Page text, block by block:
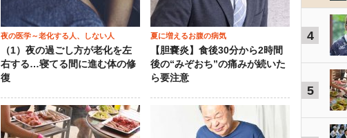
夜の医学～老化する人、しない人
（1）夜の過ごし方が老化を左
右する…寝てる間に進む体の修
復
夏に増えるお腹の病気
【胆嚢炎】食後30分から2時間
後の“みぞおち”の痛みが続いた
ら要注意
4
5